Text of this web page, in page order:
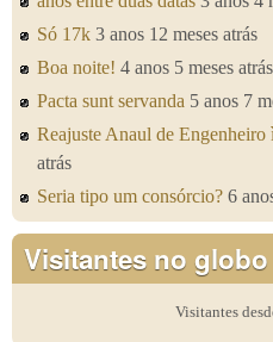
Só 17k 3 anos 12 meses atrás
Boa noite! 4 anos 5 meses atrás
Pacta sunt servanda 5 anos 7
Reajuste Anaul de
atrás
Seria tipo um consórcio? 6
Visitantes no globo
Visitantes